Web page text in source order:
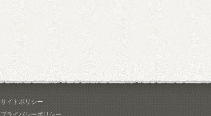
サイトポリシー
プライバシーポリシー